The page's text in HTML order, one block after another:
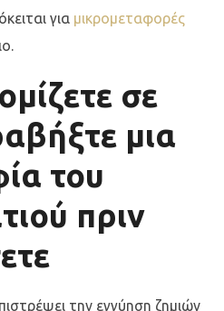
για μικρομεταφορές
σε
μια
του
πριν
την εγγύηση ζημιών